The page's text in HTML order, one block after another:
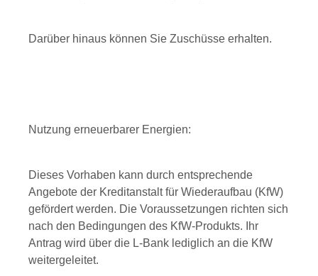
Darüber hinaus können Sie Zuschüsse erhalten.
Nutzung erneuerbarer Energien:
Dieses Vorhaben kann durch entsprechende
Angebote der Kreditanstalt für Wiederaufbau (KfW)
gefördert werden. Die Voraussetzungen richten sich
nach den Bedingungen des KfW-Produkts. Ihr
Antrag wird über die L-Bank lediglich an die KfW
weitergeleitet.